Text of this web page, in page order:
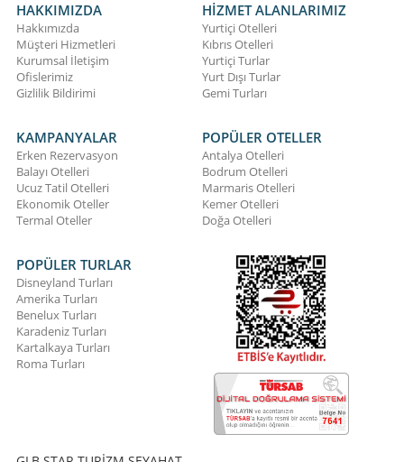
HAKKIMIZDA
Hakkımızda
Müşteri Hizmetleri
Kurumsal İletişim
Ofislerimiz
Gizlilik Bildirimi
HİZMET ALANLARIMIZ
Yurtiçi Otelleri
Kıbrıs Otelleri
Yurtiçi Turlar
Yurt Dışı Turlar
Gemi Turları
KAMPANYALAR
Erken Rezervasyon
Balayı Otelleri
Ucuz Tatil Otelleri
Ekonomik Oteller
Termal Oteller
POPÜLER OTELLER
Antalya Otelleri
Bodrum Otelleri
Marmaris Otelleri
Kemer Otelleri
Doğa Otelleri
POPÜLER TURLAR
Disneyland Turları
Amerika Turları
Benelux Turları
Karadeniz Turları
Kartalkaya Turları
Roma Turları